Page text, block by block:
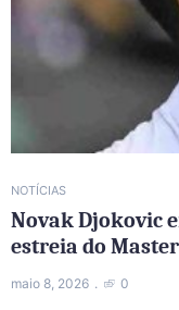
NOTÍCIAS
Novak Djokovic
estreia do
maio 8, 2026 0